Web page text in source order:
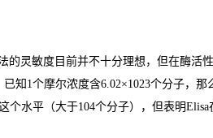
的灵敏度目前并不十分理想，但在酶活
已知 1 个摩尔浓度含6.02×1023个分子，那
个水平（大于104个分子），但表明Elisa